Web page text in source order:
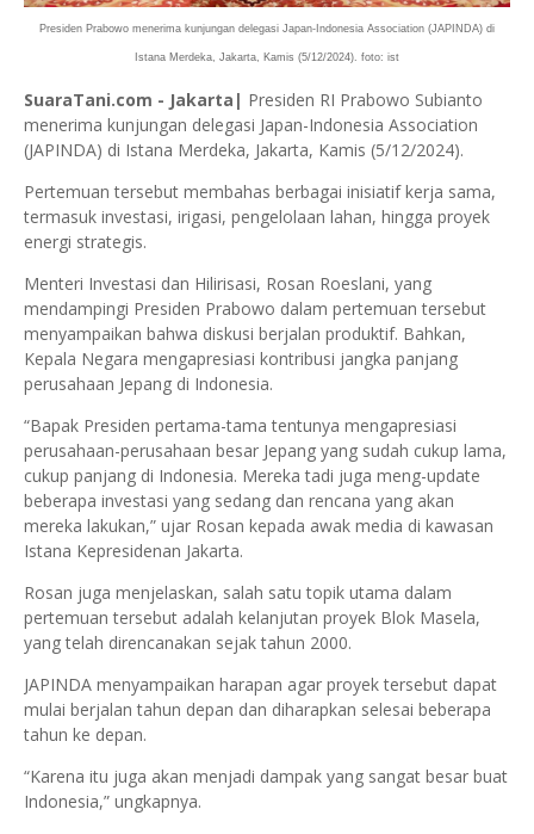
Presiden Prabowo menerima kunjungan delegasi Japan-Indonesia Association (JAPINDA) di
Istana Merdeka, Jakarta, Kamis (5/12/2024). foto: ist
SuaraTani.com - Jakarta| Presiden RI Prabowo Subianto
menerima kunjungan delegasi Japan-Indonesia Association
(JAPINDA) di Istana Merdeka, Jakarta, Kamis (5/12/2024).
Pertemuan tersebut membahas berbagai inisiatif kerja sama,
termasuk investasi, irigasi, pengelolaan lahan, hingga proyek
energi strategis.
Menteri Investasi dan Hilirisasi, Rosan Roeslani, yang
mendampingi Presiden Prabowo dalam pertemuan tersebut
menyampaikan bahwa diskusi berjalan produktif. Bahkan,
Kepala Negara mengapresiasi kontribusi jangka panjang
perusahaan Jepang di Indonesia.
“Bapak Presiden pertama-tama tentunya mengapresiasi
perusahaan-perusahaan besar Jepang yang sudah cukup lama,
cukup panjang di Indonesia. Mereka tadi juga meng-update
beberapa investasi yang sedang dan rencana yang akan
mereka lakukan,” ujar Rosan kepada awak media di kawasan
Istana Kepresidenan Jakarta.
Rosan juga menjelaskan, salah satu topik utama dalam
pertemuan tersebut adalah kelanjutan proyek Blok Masela,
yang telah direncanakan sejak tahun 2000.
JAPINDA menyampaikan harapan agar proyek tersebut dapat
mulai berjalan tahun depan dan diharapkan selesai beberapa
tahun ke depan.
“Karena itu juga akan menjadi dampak yang sangat besar buat
Indonesia,” ungkapnya.